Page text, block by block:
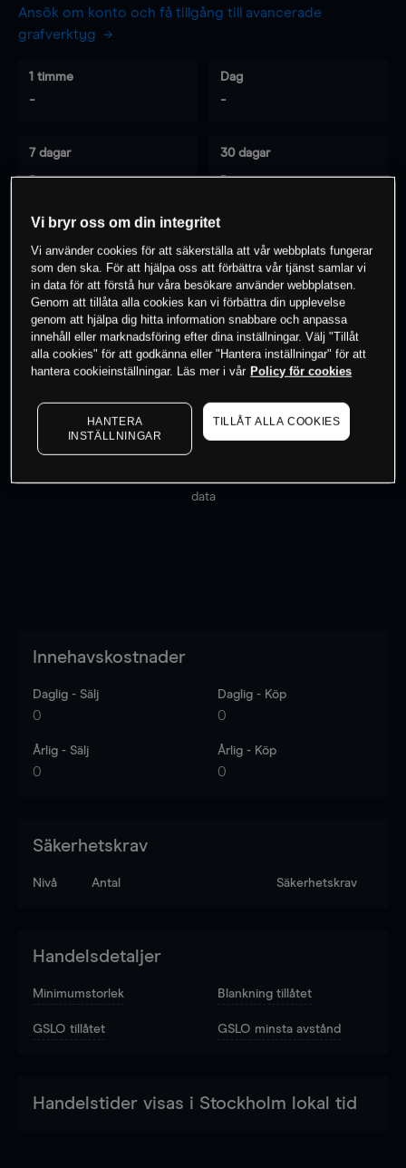
Ansök om konto och få tillgång till avancerade
grafverktyg
1 timme
-
Dag
-
7 dagar
-
30 dagar
-
0% av kunderna har enposition i detta
instrument
Börja handla
Priserna är endast vägledande.
data
Innehavskostnader
Daglig - Sälj
0
Daglig - Köp
0
Årlig - Sälj
0
Årlig - Köp
0
Säkerhetskrav
Nivå Antal Säkerhetskrav
Handelsdetaljer
Minimumstorlek Blankning tillåtet
GSLO tillåtet GSLO minsta avstånd
Handelstider visas i Stockholm lokal tid
Vi bryr oss om din integritet
Vi använder cookies för att säkerställa att vår webbplats fungerar
som den ska. För att hjälpa oss att förbättra vår tjänst samlar vi
in data för att förstå hur våra besökare använder webbplatsen.
Genom att tillåta alla cookies kan vi förbättra din upplevelse
genom att hjälpa dig hitta information snabbare och anpassa
innehåll eller marknadsföring efter dina inställningar. Välj "Tillåt
alla cookies" för att godkänna eller "Hantera inställningar" för att
hantera cookieinställningar. Läs mer i vår Policy för cookies
HANTERA
INSTÄLLNINGAR
TILLÅT ALLA COOKIES